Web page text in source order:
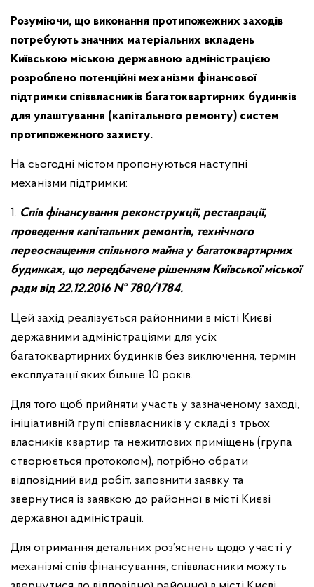
Розуміючи, що виконання протипожежних заходів
потребують значних матеріальних вкладень
Київською міською державною адміністрацією
розроблено потенційні механізми фінансової
підтримки співвласників багатоквартирних будинків
для улаштування (капітального ремонту) систем
протипожежного захисту.
На сьогодні містом пропонуються наступні
механізми підтримки:
1. Спів фінансування реконструкції, реставрації,
проведення капітальних ремонтів, технічного
переоснащення спільного майна у багатоквартирних
будинках, що передбачене рішенням Київської міської
ради від 22.12.2016 № 780/1784.
Цей захід реалізується районними в місті Києві
державними адміністраціями для усіх
багатоквартирних будинків без виключення, термін
експлуатації яких більше 10 років.
Для того щоб прийняти участь у зазначеному заході,
ініціативній групі співвласників у складі з трьох
власників квартир та нежитлових приміщень (група
створюється протоколом), потрібно обрати
відповідний вид робіт, заповнити заявку та
звернутися із заявкою до районної в місті Києві
державної адміністрації.
Для отримання детальних роз’яснень щодо участі у
механізмі спів фінансування, співвласники можуть